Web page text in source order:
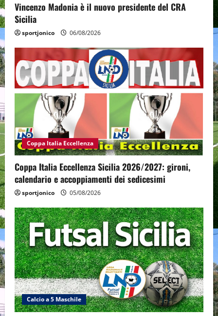
Vincenzo Madonia è il nuovo presidente del CRA
Sicilia
sportjonico 06/08/2026
Coppa Italia Eccellenza
Coppa Italia Eccellenza Sicilia 2026/2027: gironi,
calendario e accoppiamenti dei sedicesimi
sportjonico 05/08/2026
Calcio a 5 Maschile